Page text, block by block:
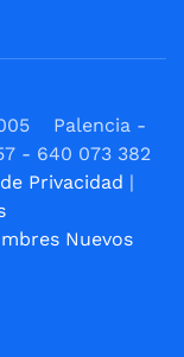
Palencia -
- 640 073 382
Privacidad |
Nuevos